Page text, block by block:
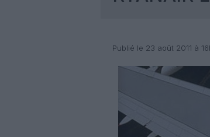
Publié le 23 août 2011 à